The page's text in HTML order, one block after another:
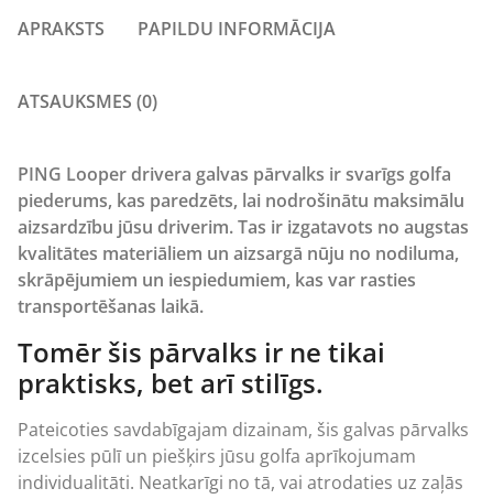
APRAKSTS PAPILDU INFORMĀCIJA
ATSAUKSMES (0)
PING Looper drivera galvas pārvalks ir svarīgs golfa
piederums, kas paredzēts, lai nodrošinātu maksimālu
aizsardzību jūsu driverim. Tas ir izgatavots no augstas
kvalitātes materiāliem un aizsargā nūju no nodiluma,
skrāpējumiem un iespiedumiem, kas var rasties
transportēšanas laikā.
Tomēr šis pārvalks ir ne tikai
praktisks, bet arī stilīgs.
Pateicoties savdabīgajam dizainam, šis galvas pārvalks
izcelsies pūlī un piešķirs jūsu golfa aprīkojumam
individualitāti. Neatkarīgi no tā, vai atrodaties uz zaļās